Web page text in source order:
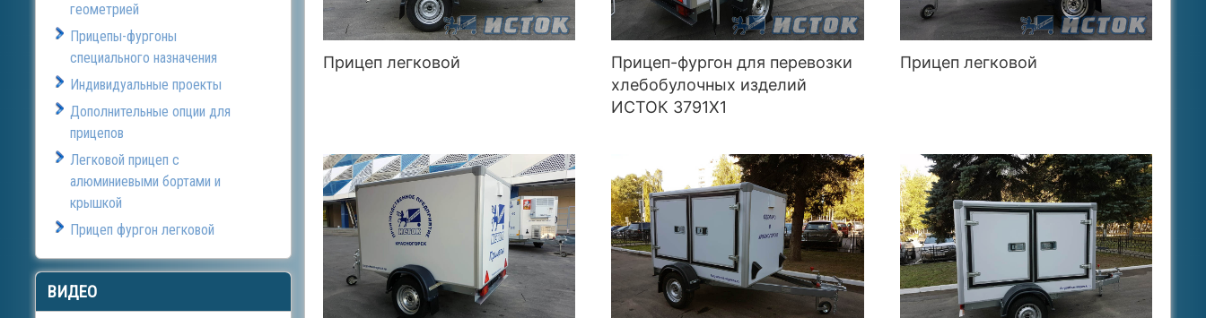
Прицеп легковой
Прицеп-фургон для перевозки
хлебобулочных изделий
ИСТОК 3791Х1
Прицеп легковой
геометрией
Прицепы-фургоны
специального назначения
Индивидуальные проекты
Дополнительные опции для
прицепов
Легковой прицеп с
алюминиевыми бортами и
крышкой
Прицеп фургон легковой
ВИДЕО